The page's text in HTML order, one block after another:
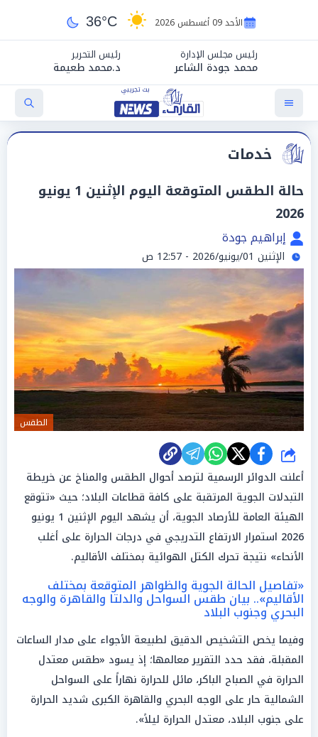
الأحد 09 أغسطس 2026 36°C
رئيس مجلس الإدارة
محمد جودة الشاعر
رئيس التحرير
د.محمد طعيمة
خدمات
حالة الطقس المتوقعة اليوم الإثنين 1 يونيو
2026
إبراهيم جودة
الإثنين 01/يونيو/2026 - 12:57 ص
الطقس
شارك
أعلنت الدوائر الرسمية لترصد أحوال الطقس والمناخ عن خريطة
التبدلات الجوية المرتقبة على كافة قطاعات البلاد؛ حيث «تتوقع
الهيئة العامة للأرصاد الجوية، أن يشهد اليوم الإثنين 1 يونيو
2026 استمرار الارتفاع التدريجي في درجات الحرارة على أغلب
الأنحاء» نتيجة تحرك الكتل الهوائية بمختلف الأقاليم.
«تفاصيل الحالة الجوية والظواهر المتوقعة بمختلف
الأقاليم».. بيان طقس السواحل والدلتا والقاهرة والوجه
البحري وجنوب البلاد
وفيما يخص التشخيص الدقيق لطبيعة الأجواء على مدار الساعات
المقبلة، فقد حدد التقرير معالمها؛ إذ يسود «طقس معتدل
الحرارة في الصباح الباكر، مائل للحرارة نهاراً على السواحل
الشمالية حار على الوجه البحري والقاهرة الكبرى شديد الحرارة
على جنوب البلاد، معتدل الحرارة ليلاً».